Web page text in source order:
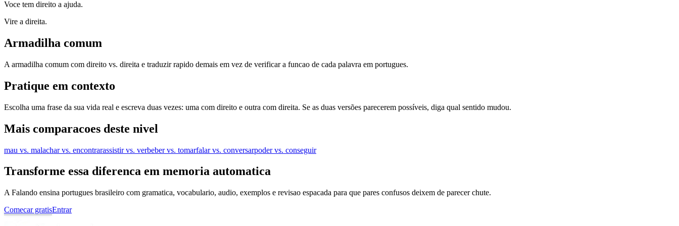
Voce tem direito a ajuda.
Vire a direita.
Armadilha comum
A armadilha comum com direito vs. direita e traduzir rapido demais em vez de verificar a funcao de cada palavra em portugues.
Pratique em contexto
Escolha uma frase da sua vida real e escreva duas vezes: uma com direito e outra com direita. Se as duas versões parecerem possíveis, diga qual sentido mudou.
Mais comparacoes deste nivel
mau vs. malachar vs. encontrarassistir vs. verbeber vs. tomarfalar vs. conversarpoder vs. conseguir
Transforme essa diferenca em memoria automatica
A Falando ensina portugues brasileiro com gramatica, vocabulario, audio, exemplos e revisao espacada para que pares confusos deixem de parecer chute.
Comecar gratisEntrar